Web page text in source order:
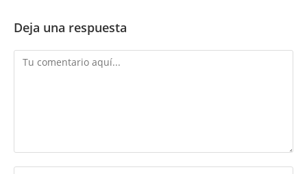
Deja una respuesta
Comentario